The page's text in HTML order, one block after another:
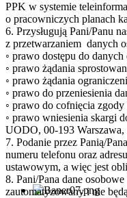
PPK w systemie
o pracowniczych planach
6. Przysługują Pani/Panu
z przetwarzaniem danych
◦ prawo dostępu do
◦ prawo żądania
◦ prawo żądania
◦ prawo do przeniesienia
◦ prawo do cofnięcia
◦ prawo wniesienia skargi
UODO, 00-193
7. Podanie przez Panią/
numeru telefonu oraz
ustawowym, a więc jest
8. Pani/Pana dane
zautomatyzowany i nie